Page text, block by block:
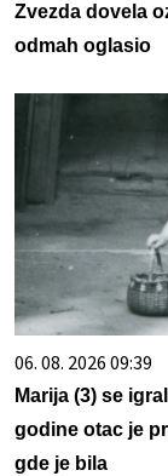
Zvezda dovela
odmah oglasio
06. 08. 2026 09:39
Marija (3) se
godine otac je
gde je bila